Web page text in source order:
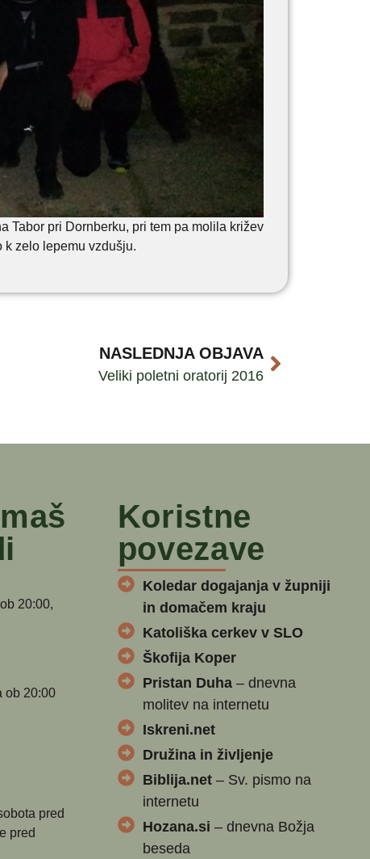
Tabor pri Dornberku, pri tem pa molila križev
k zelo lepemu vzdušju.
NASLEDNJA OBJAVA
Veliki poletni oratorij 2016
20:00,
ob 20:00
pred
pred
Koristne
povezave
Koledar dogajanja v župniji
in domačem kraju
Katoliška cerkev v SLO
Škofija Koper
Pristan Duha– dnevna
molitev na internetu
Iskreni.net
Družina in življenje
Biblija.net– Sv. pismo na
internetu
Hozana.si – dnevna Božja
beseda